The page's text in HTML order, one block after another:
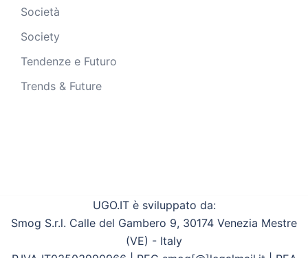
Società
Society
Tendenze e Futuro
Trends & Future
UGO.IT è sviluppato da:
Smog S.r.l. Calle del Gambero 9, 30174 Venezia Mestre
(VE) - Italy